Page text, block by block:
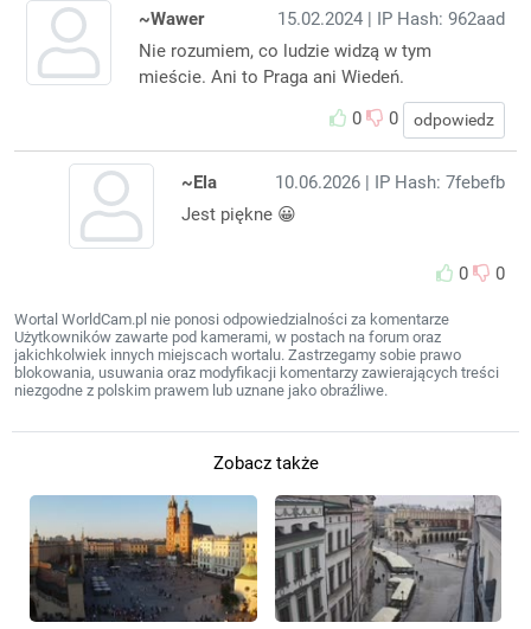
15.02.2024 | IP Hash: 962aad
~Wawer
Nie rozumiem, co ludzie widzą w tym
mieście. Ani to Praga ani Wiedeń.
0
0 odpowiedz
10.06.2026 | IP Hash: 7febefb
~Ela
Jest piękne 😀
0 0
Wortal WorldCam.pl nie ponosi odpowiedzialności za komentarze
Użytkowników zawarte pod kamerami, w postach na forum oraz
jakichkolwiek innych miejscach wortalu. Zastrzegamy sobie prawo
blokowania, usuwania oraz modyfikacji komentarzy zawierających treści
niezgodne z polskim prawem lub uznane jako obraźliwe.
Zobacz także